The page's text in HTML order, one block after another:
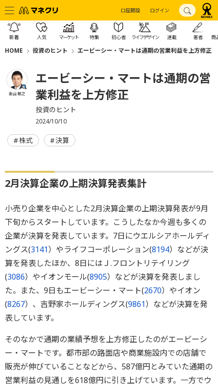
口座開設 ログイン
新着 人気 マーケット 特集 初心者 ライフデザイン 連載 著者 商
HOME 投資のヒント エービーシー・マートは通期の営業利益を上方修正
金山 敏之
エービーシー・マートは通期の営
業利益を上方修正
投資のヒント
2024/10/10
株式 決算
2月決算企業の上期決算発表集計
小売り企業を中心とした2月決算企業の上期決算発表が9月
下旬からスタートしています。こうしたなか今週も多くの
企業が決算を発表しています。7日にウエルシアホールディ
ングス(3141）やライフコーポレーション(8194）などが決
算を発表したほか、8日にはＪ.フロントリテイリング
(3086）やイオンモール(8905）などが決算を発表しまし
た。また、9日もエービーシー・マート(2670）やイオン
(8267）、吉野家ホールディングス(9861）などが決算を発
表しています。
そのなかで通期の業績予想を上方修正したのがエービーシ
ー・マートです。都市部の路面店や商業施設内での店舗で
販売が伸びていることなどから、587億円とみていた通期の
営業利益の見通しを618億円に引き上げています。一方でウ